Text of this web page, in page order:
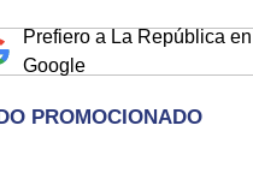
Prefiero a La República en
Google